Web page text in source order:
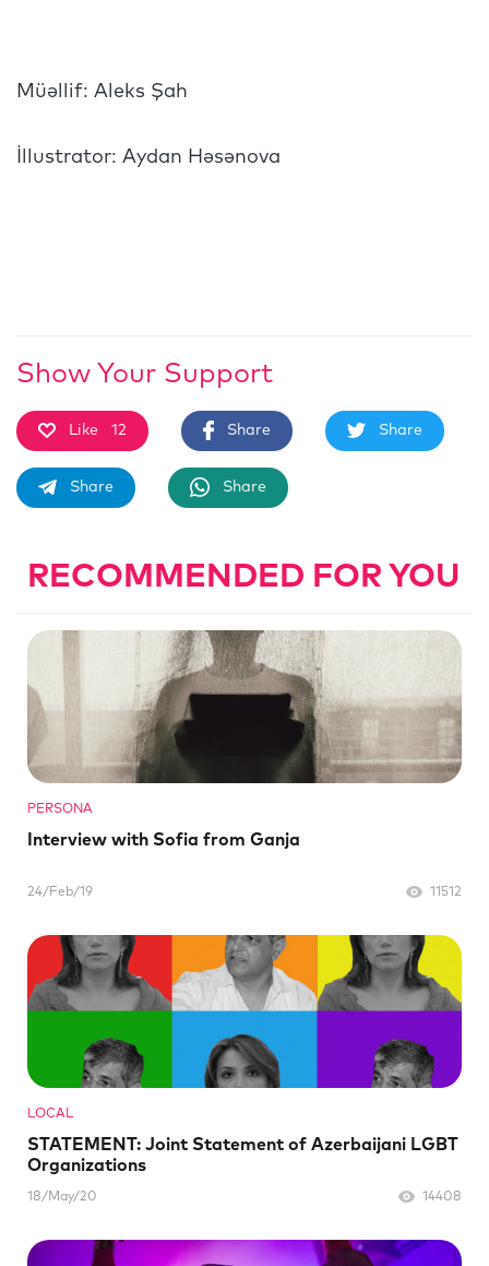
Müəllif: Aleks Şah
İllustrator: Aydan Həsənova
Show Your Support
Like 12 Share Share
Share Share
RECOMMENDED FOR YOU
PERSONA
Interview with Sofia from Ganja
24/Feb/19 11512
LOCAL
STATEMENT: Joint Statement of Azerbaijani LGBT
Organizations
18/May/20 14408